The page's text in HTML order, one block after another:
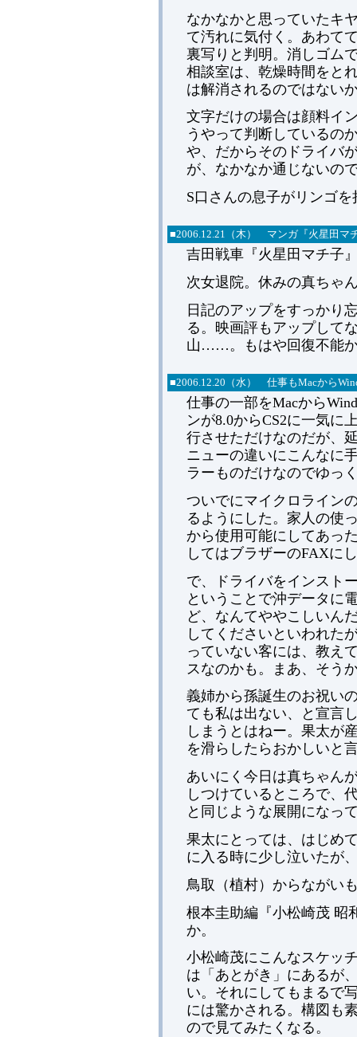
なかなかと思っていたキ
て汚れに気付く。あわて
裏写りと判明。消しゴム
相談室は、乾燥時間をと
は解消されるのではない
文字だけの場合は顔料イ
うやって判断しているの
や、だからそのドライバ
が、なかなか通じないの
S口さんの息子がリンゴ
■2006.12.21（木） マンガ『火星田マ
吉田戦車『火星田マチ子
次女退院。休みの真ちゃ
日記のアップをすっかり
る。映画評もアップして
山……。もはや回復不能
■2006.12.20（水） 仕事もMacから
仕事の一部をMacから
ンが8.0からCS2に一気に
行させただけなのだが、
ニューの違いにこんなに
ラーものだけなのでゆっ
ついでにマイクロライン
るようにした。家人の使
から使用可能にしてあっ
してはブラザーのFAXに
で、ドライバをインス
ということで沖データに
ど、なんてややこしいん
してくださいといわれた
っていない客には、教え
スなのかも。まあ、そう
義姉から孫誕生のお祝い
ても私は出ない、と宣言
しまうとはねー。果太が
を滑らしたらおかしいと
あいにく今日は真ちゃん
しつけているところで、
と同じような展開になっ
果太にとっては、はじめ
に入る時に少し泣いたが
鳥取（植村）からながい
根本圭助編『小松崎茂 昭
か。
小松崎茂にこんなスケッ
は「あとがき」にあるが
い。それにしてもまるで
には驚かされる。構図も
ので見てみたくなる。